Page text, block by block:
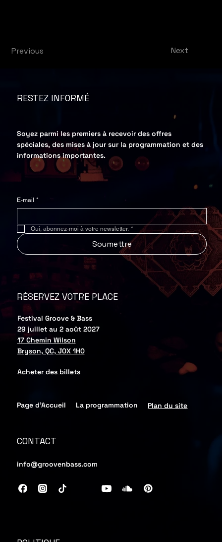
Next
Previous
RESTEZ INFORMÉ
Soyez parmi les premiers à recevoir des offres
spéciales, des mises à jour sur la programmation et des
informations importantes.
E-mail *
Oui, abonnez-moi à votre newsletter. *
Soumettre
RÉSERVEZ VOTRE PLACE
Festival Groove & Bass
29 juillet au 2 août 2027
17 Chemin Wilson
Bryson, QC, J0X 1H0
Acheter des billets
Page d'Accueil La programmation Plan du site
CONTACT
info@groovenbass.com